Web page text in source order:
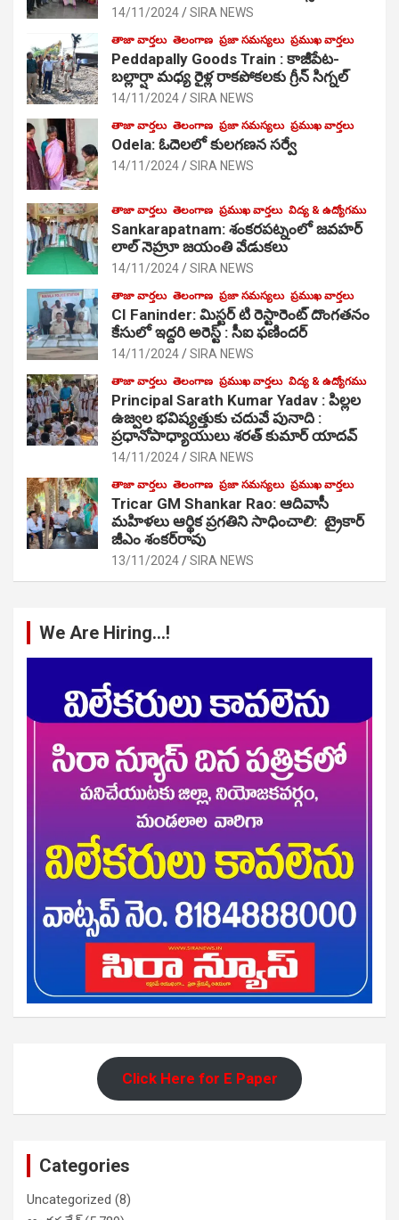
14/11/2024 SIRA NEWS
తాజా వార్తలు తెలంగాణ ప్రజా సమస్యలు ప్రముఖ వార్తలు
Peddapally Goods Train : కాజీపేట-
బల్లార్షా మధ్య రైళ్ల రాకపోకలకు గ్రీన్ సిగ్నల్
14/11/2024 SIRA NEWS
తాజా వార్తలు తెలంగాణ ప్రజా సమస్యలు ప్రముఖ వార్తలు
Odela: ఓదెలలో కులగణన సర్వే
14/11/2024 SIRA NEWS
తాజా వార్తలు తెలంగాణ ప్రముఖ వార్తలు విద్య & ఉద్యోగము
Sankarapatnam: శంకరపట్నంలో జవహర్
లాల్ నెహ్రూ జయంతి వేడుకలు
14/11/2024 SIRA NEWS
తాజా వార్తలు తెలంగాణ ప్రజా సమస్యలు ప్రముఖ వార్తలు
CI Faninder: మిస్టర్ టి రెస్టారెంట్ దొంగతనం
కేసులో ఇద్దరి అరెస్ట్ : సీఐ ఫణిందర్
14/11/2024 SIRA NEWS
తాజా వార్తలు తెలంగాణ ప్రముఖ వార్తలు విద్య & ఉద్యోగము
Principal Sarath Kumar Yadav : పిల్లల
ఉజ్వల భవిష్యత్తుకు చదువే పునాది :
ప్రధానోపాధ్యాయులు శరత్ కుమార్ యాదవ్
14/11/2024 SIRA NEWS
తాజా వార్తలు తెలంగాణ ప్రజా సమస్యలు ప్రముఖ వార్తలు
Tricar GM Shankar Rao: ఆదివాసీ
మహిళలు ఆర్థిక ప్రగతిని సాధించాలి: ట్రైకార్
జీఎం శంకర్‌రావు
13/11/2024 SIRA NEWS
We Are Hiring…!
Click Here for E Paper
Categories
Uncategorized (8)